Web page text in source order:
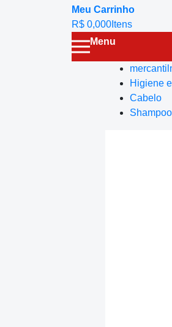
Meu Carrinho
R$ 0,000 Itens
Menu
Higiene
Cabelo
Shampoo